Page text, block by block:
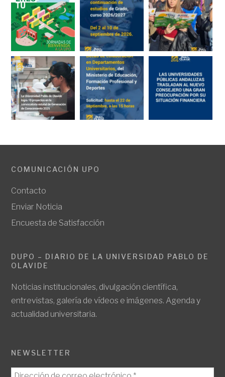
COMUNICACIÓN UPO
Contacto
Enviar Noticia
Encuesta de Satisfacción
DUPO – DIARIO DE LA UNIVERSIDAD PABLO DE
OLAVIDE
Noticias institucionales, divulgación científica,
entrevistas, galería de vídeos e imágenes. Agenda y
actualidad universitaria.
NEWSLETTER